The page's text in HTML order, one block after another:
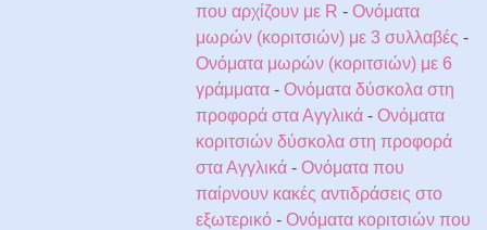
που αρχίζουν με R - Ονόματα
μωρών (κοριτσιών) με 3 συλλαβές -
Ονόματα μωρών (κοριτσιών) με 6
γράμματα - Ονόματα δύσκολα στη
προφορά στα Αγγλικά - Ονόματα
κοριτσιών δύσκολα στη προφορά
στα Αγγλικά - Ονόματα που
παίρνουν κακές αντιδράσεις στο
εξωτερικό - Ονόματα κοριτσιών που